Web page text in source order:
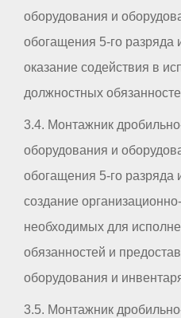
оборудования и
обогащения 5-го разряда
оказание содействия в
должностных
3.4. Монтажник
оборудования и
обогащения 5-го разряда
создание
необходимых для
обязанностей и
оборудования и
3.5. Монтажник